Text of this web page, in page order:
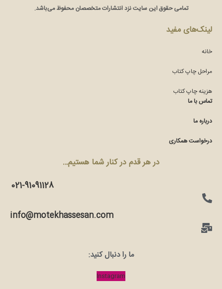
تمامی حقوق این سایت نزد انتشارات متخصصان محفوظ می‌باشد.
لینک‌های مفید
خانه
مراحل چاپ کتاب
هزینه چاپ کتاب
تماس با ما
درباره ما
درخواست همکاری
در هر قدم در کنار شما هستیم…
021-91091128
info@motekhassesan.com
ما را دنبال کنید:
Instagram